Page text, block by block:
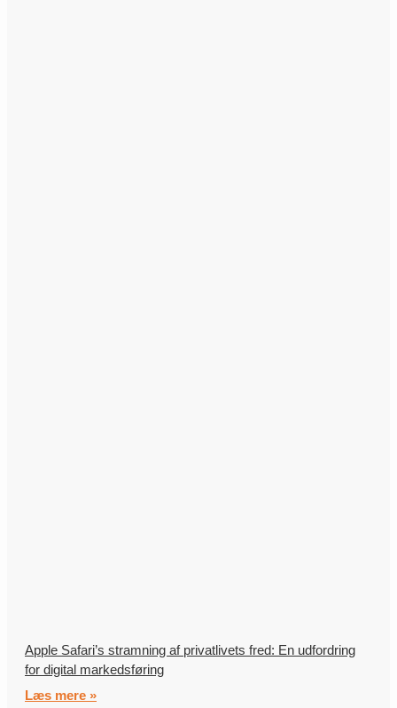
Apple Safari’s stramning af privatlivets fred: En udfordring
for digital markedsføring
Læs mere »